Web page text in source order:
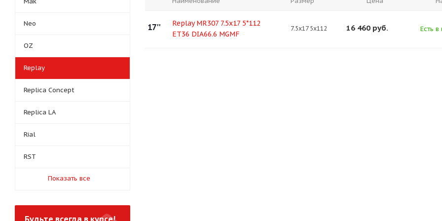
17''
Replay MR307 7.5x17 5*112
ET36 DIA66.6 MGMF
7.5x17 5x112 16 460 руб. Есть в
Neo
OZ
Replay
Replica Concept
Replica LA
Rial
RST
Показать все
Будьте всегда в курсе!